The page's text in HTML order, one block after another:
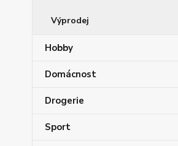
Výprodej
Hobby
Domácnost
Drogerie
Sport